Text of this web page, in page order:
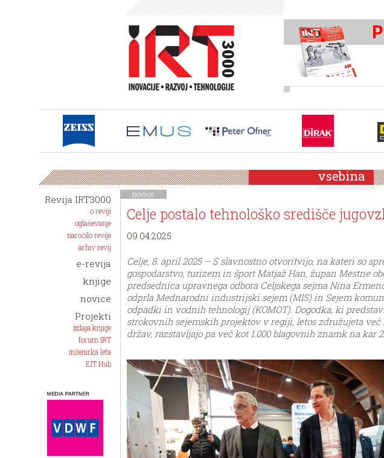
Revija IRT3000
o reviji
oglaševanje
naročilo revije
arhiv revij
e-revija
knjige
novice
Projekti
izdaja knjige
forum IRT
inženirka leta
EIT Hub
vsebina
novice
Celje postalo tehnološko središče
09.04.2025
Celje, 8. april 2025 – S slavnostno otvoritvijo, na kateri so
gospodarstvo, turizem in šport Matjaž Han, župan Mestne
predsednica upravnega odbora Celjskega sejma Nina
odprla Mednarodni industrijski sejem (MIS) in Sejem
odpadki in vodnih tehnologij (KOMOT). Dogodka, ki
strokovnih sejemskih projektov v regiji, letos združujeta več
držav, razstavljajo pa več kot 1.000 blagovnih znamk na kar